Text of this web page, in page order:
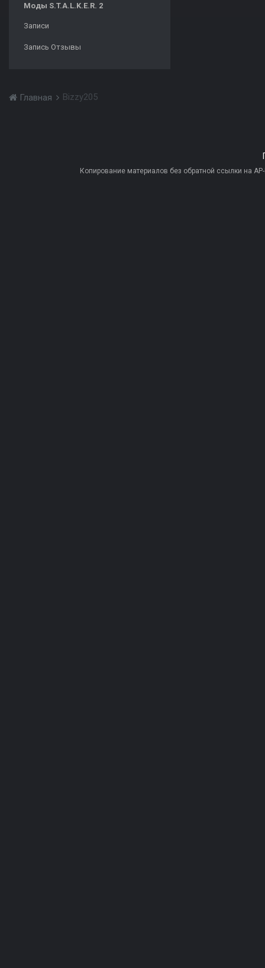
Моды S.T.A.L.K.E.R. 2
Записи
Запись Отзывы
Главная Bizzy205
Копирование материалов без обратной ссылки на